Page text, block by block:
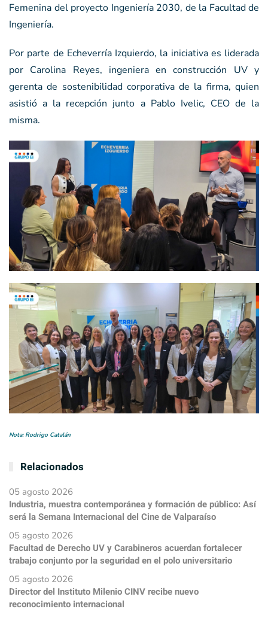
Femenina del proyecto Ingeniería 2030, de la Facultad de
Ingeniería.
Por parte de Echeverría Izquierdo, la iniciativa es liderada
por Carolina Reyes, ingeniera en construcción UV y
gerenta de sostenibilidad corporativa de la firma, quien
asistió a la recepción junto a Pablo Ivelic, CEO de la
misma.
Nota: Rodrigo Catalán
Relacionados
05 agosto 2026
Industria, muestra contemporánea y formación de público: Así
será la Semana Internacional del Cine de Valparaíso
05 agosto 2026
Facultad de Derecho UV y Carabineros acuerdan fortalecer
trabajo conjunto por la seguridad en el polo universitario
05 agosto 2026
Director del Instituto Milenio CINV recibe nuevo
reconocimiento internacional